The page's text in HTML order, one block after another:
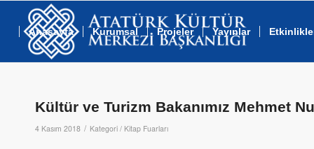
Anasayfa Kurumsal Projeler Yayınlar
Kültür ve Turizm Bakanımız Mehmet
4 Kasım 2018 / Kategori / Kitap Fuarları